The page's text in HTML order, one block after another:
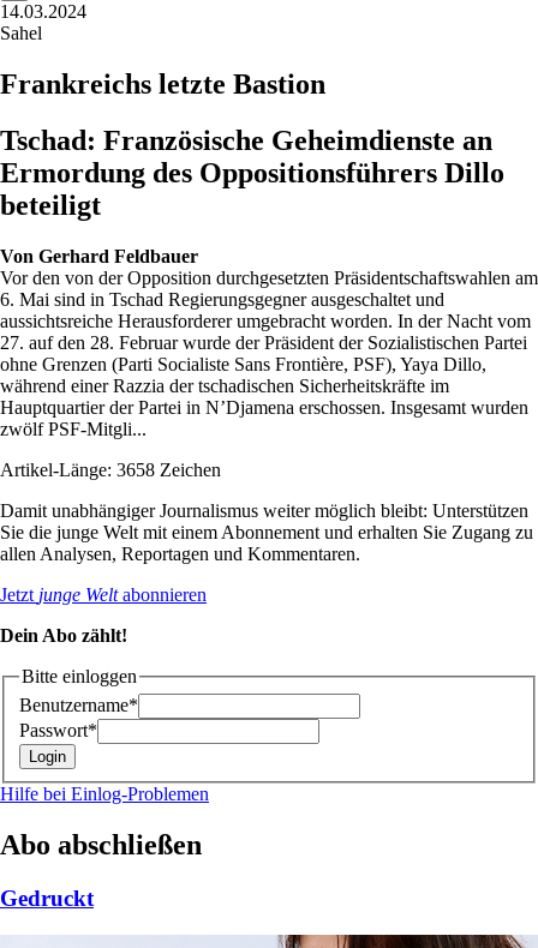
14.03.2024
Sahel
Frankreichs letzte Bastion
Tschad: Französische Geheimdienste an
Ermordung des Oppositionsführers Dillo
beteiligt
Von Gerhard Feldbauer
Vor den von der Opposition durchgesetzten Präsidentschaftswahlen am
6. Mai sind in Tschad Regierungsgegner ausgeschaltet und
aussichtsreiche Herausforderer umgebracht worden. In der Nacht vom
27. auf den 28. Februar wurde der Präsident der Sozialistischen Partei
ohne Grenzen (Parti Socialiste Sans Frontière, PSF), Yaya Dillo,
während einer Razzia der tschadischen Sicherheitskräfte im
Hauptquartier der Partei in N’Djamena erschossen. Insgesamt wurden
zwölf PSF-Mitgli...
Artikel-Länge: 3658 Zeichen
Damit unabhängiger Journalismus weiter möglich bleibt: Unterstützen
Sie die junge Welt mit einem Abonnement und erhalten Sie Zugang zu
allen Analysen, Reportagen und Kommentaren.
Jetzt junge Weltabonnieren
Dein Abo zählt!
Bitte einloggen
Benutzername*
Passwort*
Hilfe bei Einlog-Problemen
Abo abschließen
Gedruckt